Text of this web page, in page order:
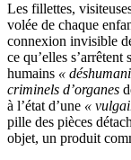
Les fillettes,
volée de chaque
connexion invisible
ce qu’elles
humains «
criminels d’organes
à l’état d’une «
pille des pièces
objet, un produit